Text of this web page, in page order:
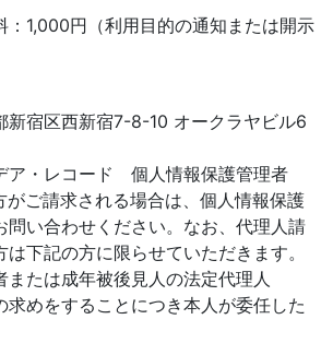
：1,000円（利用目的の通知または開示
新宿区西新宿7-8-10 オークラヤビル6
ア・レコード 個人情報保護管理者
がご請求される場合は、個人情報保護
問い合わせください。なお、代理人請
は下記の方に限らせていただきます。
たは成年被後見人の法定代理人
めをすることにつき本人が委任した